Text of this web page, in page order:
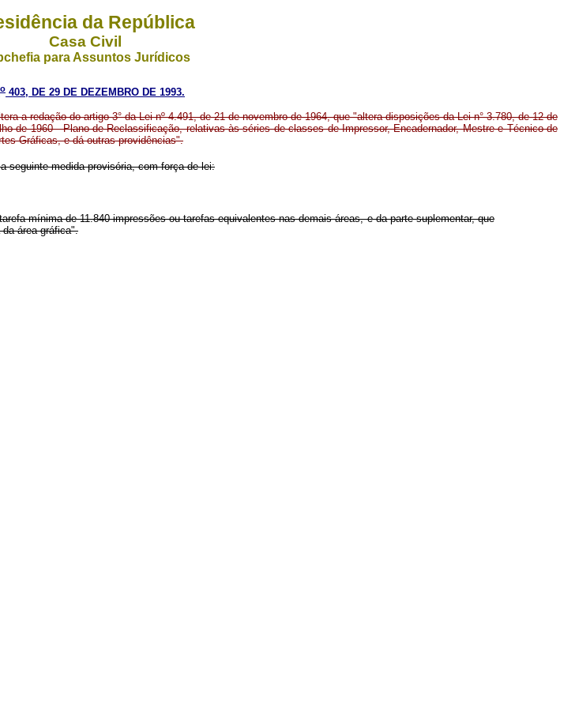
da República
Casa Civil
para Assuntos Jurídicos
o 403, DE 29 DE DEZEMBRO DE 1993.
a redação do artigo 3° da Lei nº 4.491, de 21 de novembro de 1964, que "altera disposições da Lei n° 3.780, de 12 de
de 1960 - Plano de Reclassificação, relativas às séries de classes de Impressor, Encadernador, Mestre e Técnico de
Gráficas, e dá outras providências".
seguinte medida provisória, com força de lei:
mínima de 11.840 impressões ou tarefas equivalentes nas demais áreas, e da parte suplementar, que
área gráfica".